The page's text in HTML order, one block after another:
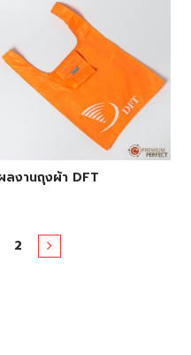
ลงานถุงผ้า DFT
2